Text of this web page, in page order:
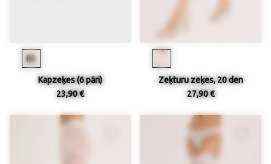
Kapzeķes (6 pāri)
23,90 €
Zeķturu zeķes, 20 den
27,90 €